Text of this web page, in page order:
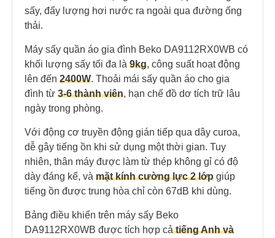
sấy, đẩy lượng hơi nước ra ngoài qua đường ống
thải.
Máy sấy quần áo gia đình Beko DA9112RX0WB có
khối lượng sấy tối đa là 9kg, công suất hoạt động
lên đến 2400W. Thoải mái sấy quần áo cho gia
đình từ 3-6 thành viên, hạn chế đồ dơ tích trữ lâu
ngày trong phòng.
Với động cơ truyền động gián tiếp qua dây curoa,
dễ gây tiếng ồn khi sử dụng một thời gian. Tuy
nhiên, thân máy được làm từ thép không gỉ có độ
dày đáng kể, và mặt kính cường lực 2 lớp giúp
tiếng ồn được trung hòa chỉ còn 67dB khi dùng.
Bảng điều khiển trên máy sấy Beko
DA9112RX0WB được tích hợp cảtiếng Anh và